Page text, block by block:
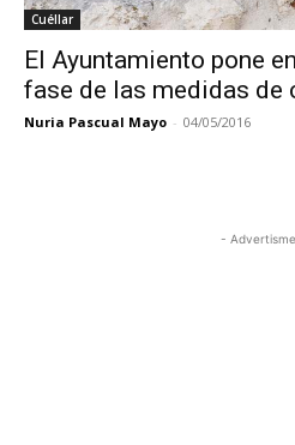
Cuéllar
El Ayuntamiento pone
fase de las medidas de
Nuria Pascual Mayo - 04/05/2016
-